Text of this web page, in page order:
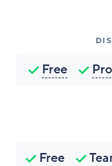
Free
Free